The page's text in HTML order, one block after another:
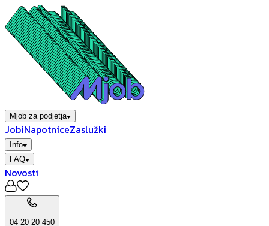
Mjob za podjetja
JobiNapotniceZaslužki
Info
FAQ
Novosti
04 20 20 450